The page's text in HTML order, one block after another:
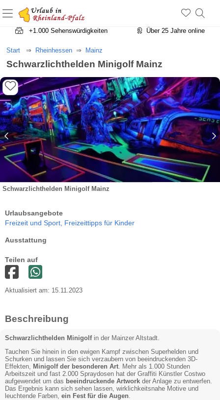
+1.500 Unterkünfte in Rheinland-Pfalz
+1.000 Sehenswürdigkeiten
Über 25 Jahre online
Start Rheinhessen Mainz
Schwarzlichthelden Minigolf Mainz
Schwarzlichthelden Minigolf Mainz
Urlaubsangebote
Freizeit und Sport, Freizeittipps für Kinder
Ausstattung
Teilen auf
Aktualisiert am: 15.11.2023
Beschreibung
Schwarzlichthelden Minigolfin der Mainzer Altstadt.
Tauchen Sie hinein in den ewigen Kampf zwischen Superhelden und
Schurken und lassen Sie sich verzaubern von beeindruckenden 3D-
Effekten,
Minigolf der besonderen Art . Mehr als 1.000 Stunden
Arbeitszeit und fast 2.000 Spraydosen hat der Graffiti Künstler Costwo
aufgewendet um das beeindruckende Artwork der Anlage zu entwerfen.
Das Ergebnis kann sich sehen lassen, wirklichkeitsnahe Motive und
leuchtende Farben, ein Fest für die Augen